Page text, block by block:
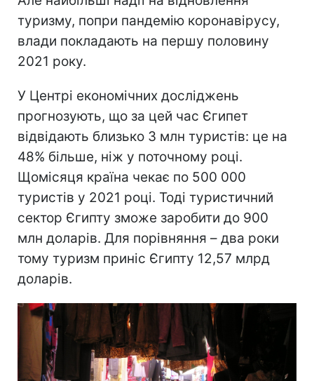
туризму, попри пандемію коронавірусу,
влади покладають на першу половину
2021 року.
У Центрі економічних досліджень
прогнозують, що за цей час Єгипет
відвідають близько 3 млн туристів: це на
48% більше, ніж у поточному році.
Щомісяця країна чекає по 500 000
туристів у 2021 році. Тоді туристичний
сектор Єгипту зможе заробити до 900
млн доларів. Для порівняння – два роки
тому туризм приніс Єгипту 12,57 млрд
доларів.